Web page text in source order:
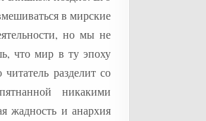
в мирские
но мы не
что мир в ту эпоху
разделит со
никакими
жадность и анархия